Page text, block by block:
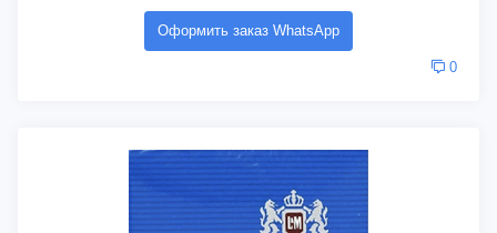
Оформить заказ WhatsApp
0